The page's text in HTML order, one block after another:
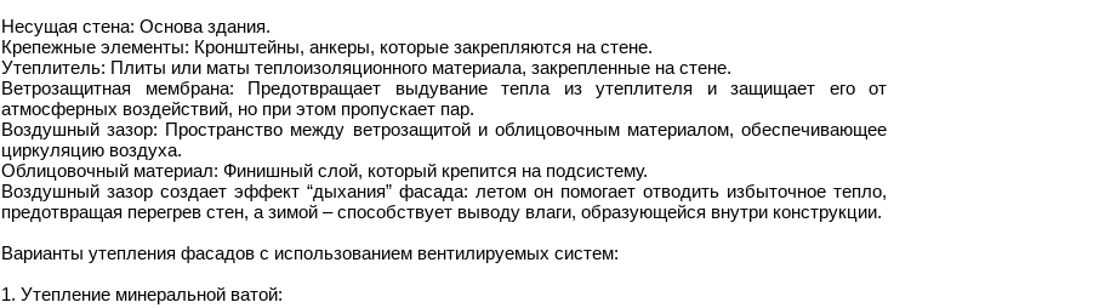
Несущая стена: Основа здания.
Крепежные элементы: Кронштейны, анкеры, которые закрепляются на стене.
Утеплитель: Плиты или маты теплоизоляционного материала, закрепленные на стене.
Ветрозащитная мембрана: Предотвращает выдувание тепла из утеплителя и защищает его от
атмосферных воздействий, но при этом пропускает пар.
Воздушный зазор: Пространство между ветрозащитой и облицовочным материалом, обеспечивающее
циркуляцию воздуха.
Облицовочный материал: Финишный слой, который крепится на подсистему.
Воздушный зазор создает эффект “дыхания” фасада: летом он помогает отводить избыточное тепло,
предотвращая перегрев стен, а зимой – способствует выводу влаги, образующейся внутри конструкции.
Варианты утепления фасадов с использованием вентилируемых систем:
1. Утепление минеральной ватой: